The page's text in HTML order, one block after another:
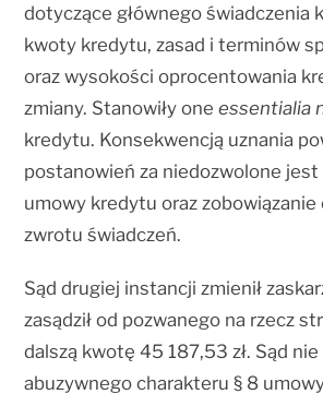
dotyczące głównego świadczenia
kwoty kredytu, zasad i terminów
oraz wysokości oprocentowania
zmiany. Stanowiły oneessentialia
kredytu. Konsekwencją uznania
postanowień za niedozwolone
umowy kredytu oraz
zwrotu świadczeń.
Sąd drugiej instancji zmienił
zasądził od pozwanego na rzecz
dalszą kwotę 45 187,53 zł. Sąd
abuzywnego charakteru § 8